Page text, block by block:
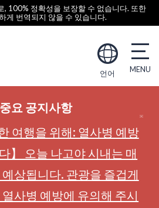
, 100% 정확성을 보장할 수 없습니다. 또한
게 번역되지 않을 수 있습니다.
언어
중요 공지사항
여행을 위해: 열사병 예방
】 오늘 나고야 시내는 매
상됩니다. 관광을 즐겁게
사병 예방에 유의해 주시